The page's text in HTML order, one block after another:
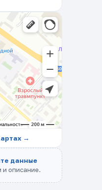
→
данные
и описание.